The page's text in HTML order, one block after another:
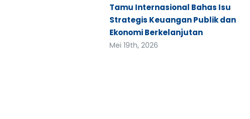
Tamu Internasional Bahas Isu
Strategis Keuangan Publik dan
Ekonomi Berkelanjutan
Mei 19th, 2026